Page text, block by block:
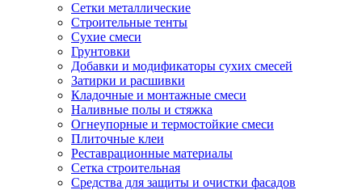
Сетки металлические
Строительные тенты
Сухие смеси
Грунтовки
Добавки и модификаторы сухих смесей
Затирки и расшивки
Кладочные и монтажные смеси
Наливные полы и стяжка
Огнеупорные и термостойкие смеси
Плиточные клеи
Реставрационные материалы
Сетка строительная
Средства для защиты и очистки фасадов